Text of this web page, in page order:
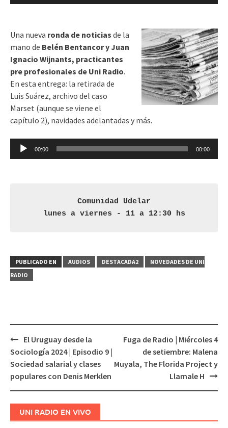
Una nueva ronda de noticias de la
mano de Belén Bentancor y Juan
Ignacio Wijnants, practicantes
pre profesionales de Uni Radio.
En esta entrega: la retirada de
Luis Suárez, archivo del caso
Marset (aunque se viene el
capítulo 2), navidades adelantadas y más.
Reproductor
00:00 00:00
Comunidad Udelar
lunes a viernes - 11 a 12:30 hs
PUBLICADO EN AUDIOS DESTACADA2
NOVEDADES DE UNI
RADIO
Navegación
de
entradas
El Uruguay desde la
Sociología 2024 | Episodio 9 |
Sociedad salarial y clases
populares con Denis Merklen
Fuga de Radio | Miércoles 4
de setiembre: Malena
Muyala, The Florida Project y
Llamale H
UNI RADIO EN VIVO